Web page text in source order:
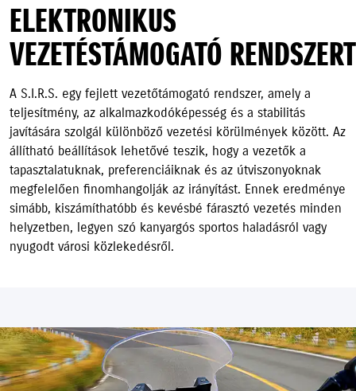
ELEKTRONIKUS
VEZETÉSTÁMOGATÓ RENDSZERT
A S.I.R.S. egy fejlett vezetőtámogató rendszer, amely a
teljesítmény, az alkalmazkodóképesség és a stabilitás
javítására szolgál különböző vezetési körülmények között. Az
állítható beállítások lehetővé teszik, hogy a vezetők a
tapasztalatuknak, preferenciáiknak és az útviszonyoknak
megfelelően finomhangolják az irányítást. Ennek eredménye
simább, kiszámíthatóbb és kevésbé fárasztó vezetés minden
helyzetben, legyen szó kanyargós sportos haladásról vagy
nyugodt városi közlekedésről.